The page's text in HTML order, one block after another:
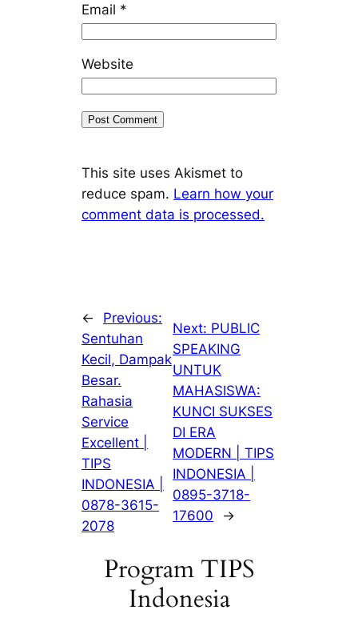
Email *
Website
This site uses Akismet to
reduce spam. Learn how your
comment data is processed.
←
Previous:
Sentuhan
Kecil, Dampak
Besar.
Rahasia
Service
Excellent |
TIPS
INDONESIA |
0878-3615-
2078
Next: PUBLIC
SPEAKING
UNTUK
MAHASISWA:
KUNCI SUKSES
DI ERA
MODERN | TIPS
INDONESIA |
0895-3718-
17600
→
Program TIPS
Indonesia